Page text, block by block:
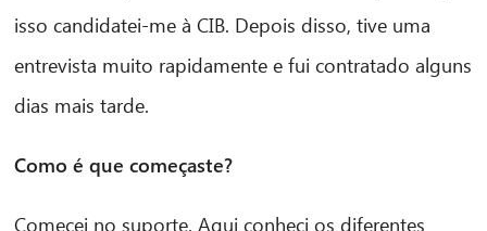
isso candidatei-me à CIB. Depois disso, tive uma
entrevista muito rapidamente e fui contratado alguns
dias mais tarde.
Como é que começaste?
Comecei no suporte. Aqui conheci os diferentes
Olá! O que posso fazer por si?